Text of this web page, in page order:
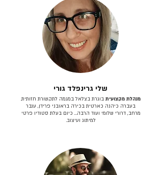
שלי גרינפלד גורי
מנהלת מקצועית בוגרת בצלאל במגמה לתקשורת חזותית.
בעברה כיהנה כארטית בכירה בראובני פרידן, ענבר
מרחב, דרורי שלומי ועוד הרבה… כיום בעלת סטודיו פרטי
למיתוג ועיצוב.